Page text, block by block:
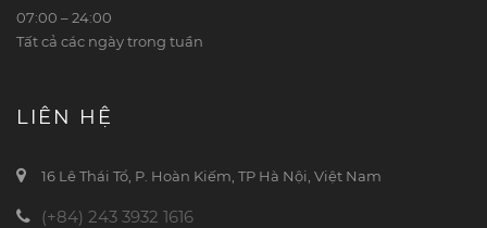
07:00 – 24:00
Tất cả các ngày trong tuần
LIÊN HỆ
16 Lê Thái Tổ, P. Hoàn Kiếm, TP Hà Nội, Việt Nam
(+84) 243 3932 1616